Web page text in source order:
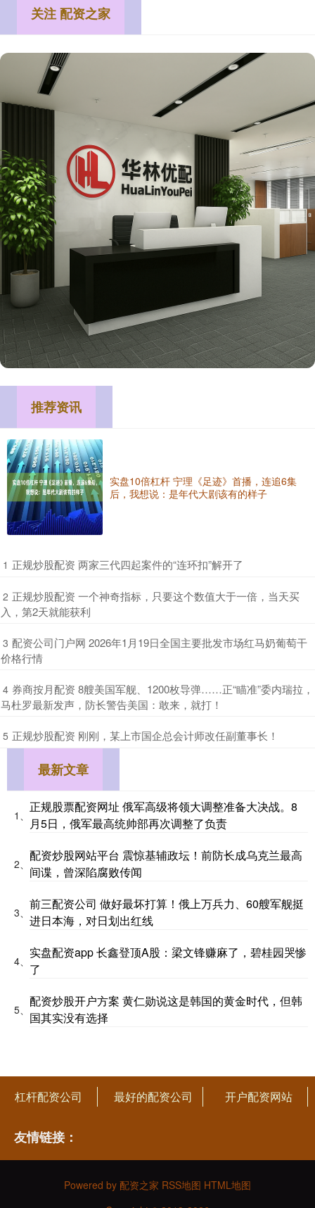
关注 配资之家
推荐资讯
实盘10倍杠杆 宁理《足迹》首播，连追6集
后，我想说：是年代大剧该有的样子
1 ​正规炒股配资 两家三代四起案件的“连环扣”解开了
2 ​正规炒股配资 一个神奇指标，只要这个数值大于一倍，当天买
入，第2天就能获利
3 ​配资公司门户网 2026年1月19日全国主要批发市场红马奶葡萄干
价格行情
4 ​券商按月配资 8艘美国军舰、1200枚导弹……正“瞄准”委内瑞拉，
马杜罗最新发声，防长警告美国：敢来，就打！
5 ​正规炒股配资 刚刚，某上市国企总会计师改任副董事长！
最新文章
1、
正规股票配资网址 俄军高级将领大调整准备大决战。8
月5日，俄军最高统帅部再次调整了负责
2、
配资炒股网站平台 震惊基辅政坛！前防长成乌克兰最高
间谍，曾深陷腐败传闻
3、
前三配资公司 做好最坏打算！俄上万兵力、60艘军舰挺
进日本海，对日划出红线
4、
实盘配资app 长鑫登顶A股：梁文锋赚麻了，碧桂园哭惨
了
5、
配资炒股开户方案 黄仁勋说这是韩国的黄金时代，但韩
国其实没有选择
杠杆配资公司 最好的配资公司 开户配资网站
友情链接：
Powered by 配资之家 RSS地图 HTML地图